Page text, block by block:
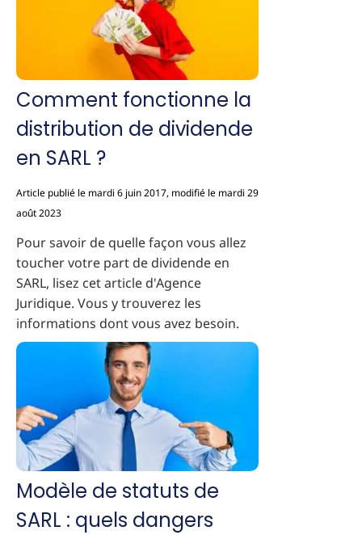
Comment fonctionne la
distribution de dividende
en SARL ?
Article publié le mardi 6 juin 2017, modifié le mardi 29
août 2023
Pour savoir de quelle façon vous allez
toucher votre part de dividende en
SARL, lisez cet article d'Agence
Juridique. Vous y trouverez les
informations dont vous avez besoin.
Modèle de statuts de
SARL : quels dangers